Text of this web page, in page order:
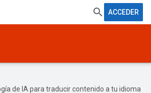
ACCEDER
de IA para traducir contenido a tu idioma